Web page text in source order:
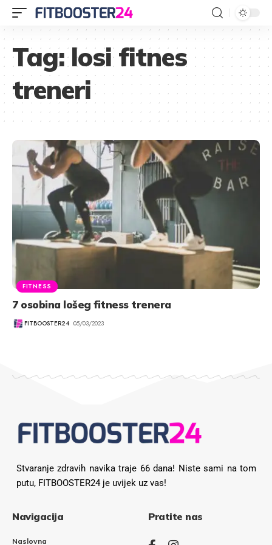
Tag:losi fitnes
treneri
FITNESS
7 osobina lošeg fitness trenera
FITBOOSTER24 05/03/2023
Stvaranje zdravih navika traje 66 dana! Niste sami na tom
putu, FITBOOSTER24 je uvijek uz vas!
Navigacija
Naslovna
Pratite nas